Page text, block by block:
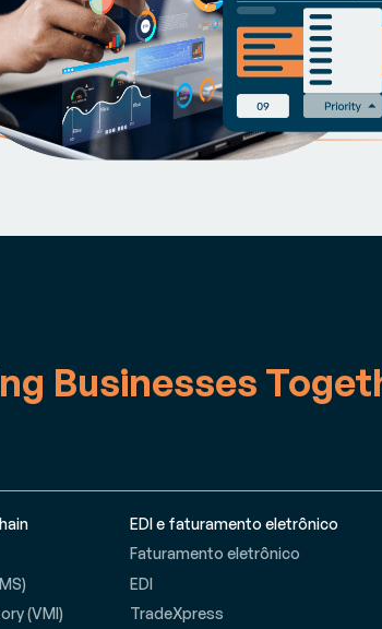
Businesses
(VMI)
EDI e faturamento eletrônico
Faturamento eletrônico
EDI
TradeXpress